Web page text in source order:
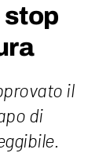
stop
il
di